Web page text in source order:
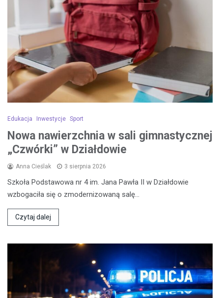
Edukacja Inwestycje Sport
Nowa nawierzchnia w sali gimnastycznej
„Czwórki” w Działdowie
Anna Cieślak 3 sierpnia 2026
Szkoła Podstawowa nr 4 im. Jana Pawła II w Działdowie
wzbogaciła się o zmodernizowaną salę…
Czytaj dalej